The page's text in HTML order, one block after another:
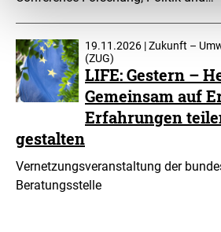
19.11.2026 | Zukunft –
(ZUG)
LIFE: Gestern –
Gemeinsam auf
Erfahrungen
gestalten
Vernetzungsveranstaltung der
Beratungsstelle